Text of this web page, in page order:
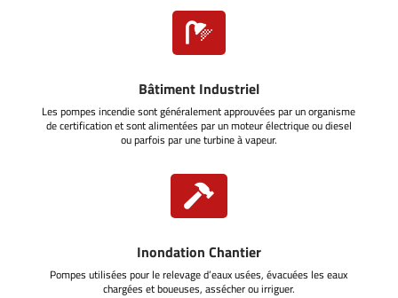

Bâtiment Industriel
Les pompes incendie sont généralement approuvées par un organisme
de certification et sont alimentées par un moteur électrique ou diesel
ou parfois par une turbine à vapeur.

Inondation Chantier
Pompes utilisées pour le relevage d’eaux usées, évacuées les eaux
chargées et boueuses, assécher ou irriguer.